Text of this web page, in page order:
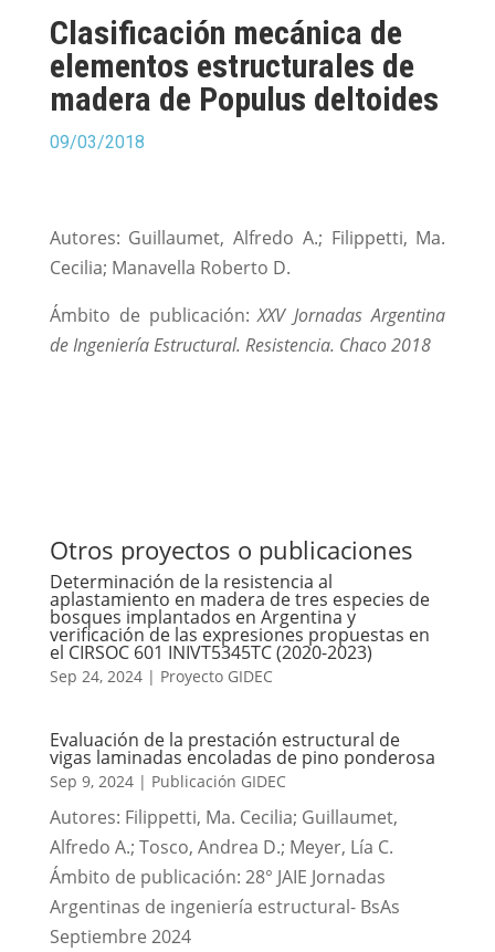
Clasificación mecánica de
elementos estructurales de
madera de Populus deltoides
09/03/2018
Autores: Guillaumet, Alfredo A.; Filippetti, Ma.
Cecilia; Manavella Roberto D.
Ámbito de publicación:XXV Jornadas Argentina
de Ingeniería Estructural. Resistencia. Chaco 2018
Otros proyectos o publicaciones
Determinación de la resistencia al
aplastamiento en madera de tres especies de
bosques implantados en Argentina y
verificación de las expresiones propuestas en
el CIRSOC 601 INIVT5345TC (2020-2023)
Sep 24, 2024| Proyecto GIDEC
Evaluación de la prestación estructural de
vigas laminadas encoladas de pino ponderosa
Sep 9, 2024| Publicación GIDEC
Autores: Filippetti, Ma. Cecilia; Guillaumet,
Alfredo A.; Tosco, Andrea D.; Meyer, Lía C.
Ámbito de publicación: 28° JAIE Jornadas
Argentinas de ingeniería estructural- BsAs
Septiembre 2024